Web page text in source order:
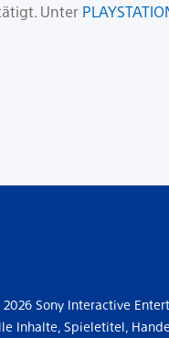
Unter
Sony Interactive
Inhalte, Spieletitel,